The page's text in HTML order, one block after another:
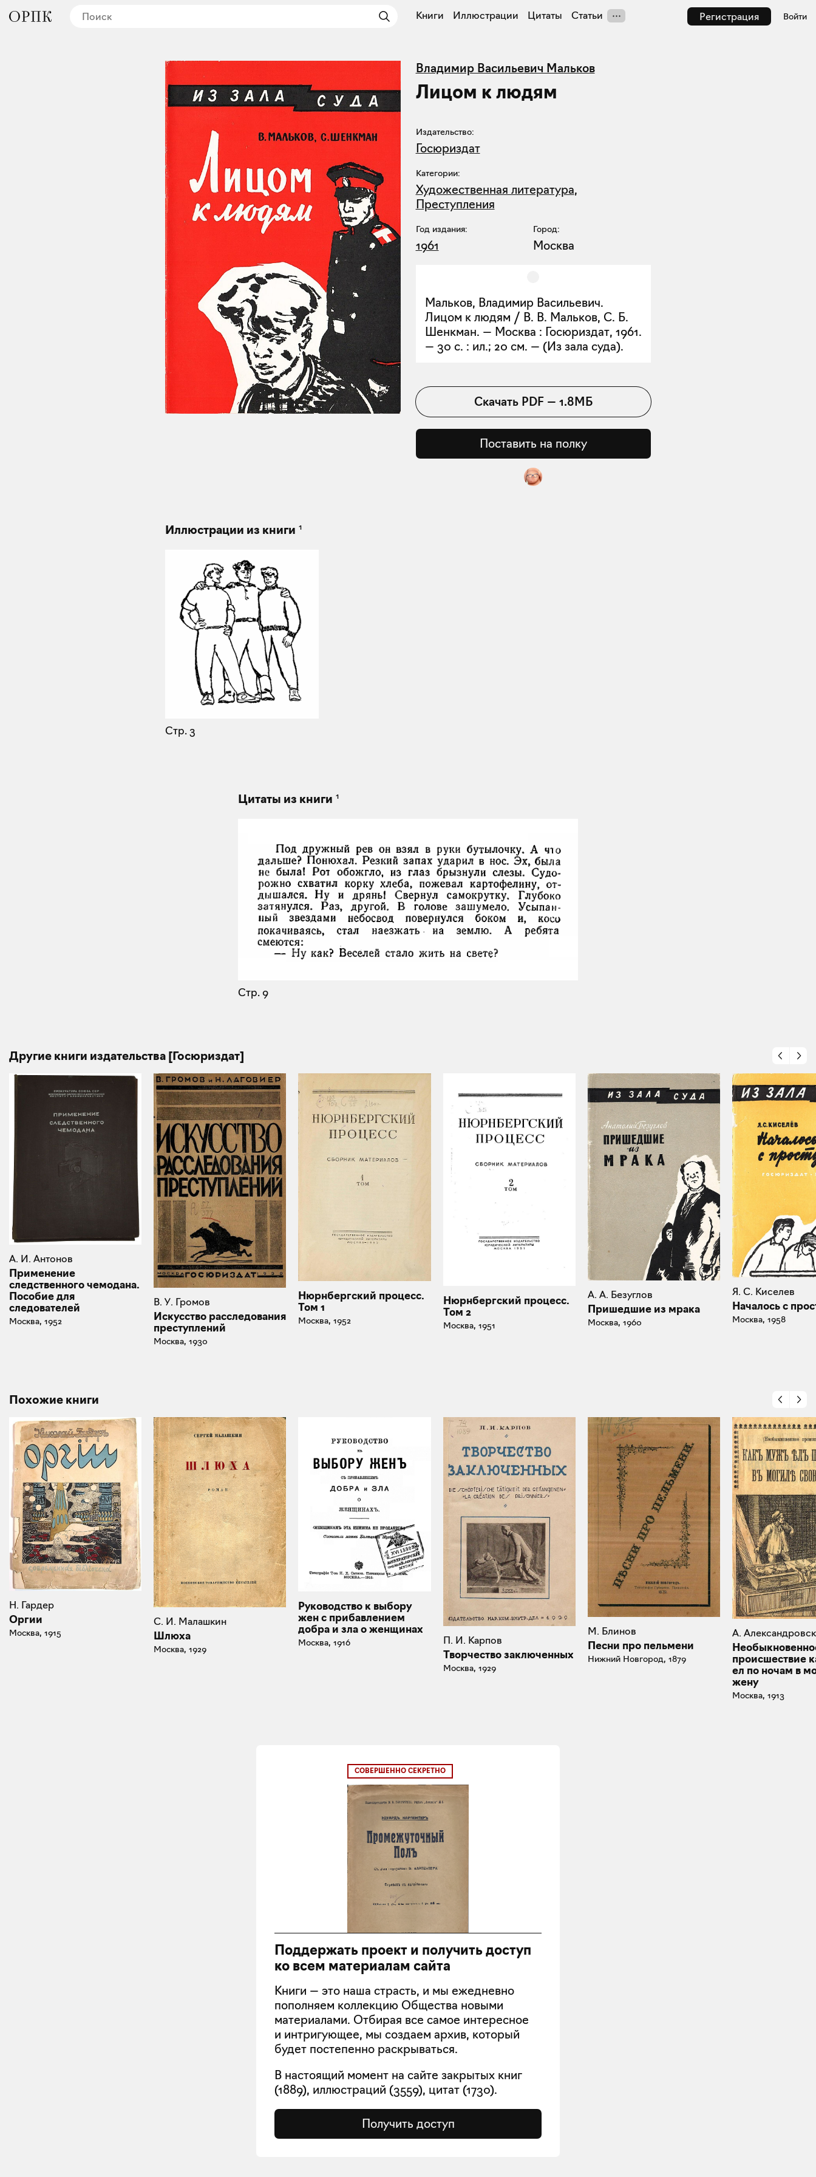
Регистрация Войти
Книги Иллюстрации Цитаты Статьи
Владимир Васильевич Мальков
Лицом к людям
Издательство:
Госюриздат
Категории:
Художественная литература,
Преступления
Год издания:
1961
Город:
Москва
Мальков, Владимир Васильевич.
Лицом к людям / В. В. Мальков, С. Б.
Шенкман. — Москва : Госюриздат, 1961.
— 30 с. : ил.; 20 см. — (Из зала суда).
Скачать PDF— 1.8МБ
Поставить на полку
Иллюстрации из книги 1
Стр. 3
Цитаты из книги 1
Стр. 9
Другие книги издательства [Госюриздат]
А. И. Антонов
Применение
следственного чемодана.
Пособие для
следователей
Москва, 1952
В. У. Громов
Искусство расследования
преступлений
Москва, 1930
Нюрнбергский процесс.
Том 1
Москва, 1952
Нюрнбергский процесс.
Том 2
Москва, 1951
А. А. Безуглов
Пришедшие из мрака
Москва, 1960
Я. С. Киселев
Началось с
Москва, 1958
Похожие книги
Н. Гардер
Оргии
Москва, 1915
С. И. Малашкин
Шлюха
Москва, 1929
Руководство к выбору
жен с прибавлением
добра и зла о женщинах
Москва, 1916 П. И. Карпов
Творчество заключенных
Москва, 1929
М. Блинов
Песни про пельмени
Нижний Новгород, 1879
А.
происшествие
ел по ночам в
жену
Москва, 1913
СОВЕРШЕННО СЕКРЕТНО
Поддержать проект и получить доступ
ко всем материалам сайта
Книги — это наша страсть, и мы ежедневно
пополняем коллекцию Общества новыми
материалами. Отбирая все самое интересное
и интригующее, мы создаем архив, который
будет постепенно раскрываться.
В настоящий момент на сайте закрытых книг
(1889), иллюстраций (3559), цитат (1730).
Получить доступ